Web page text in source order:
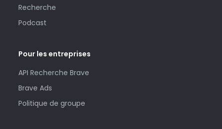
Recherche
Podcast
Pour les entreprises
API Recherche Brave
Brave Ads
Politique de groupe